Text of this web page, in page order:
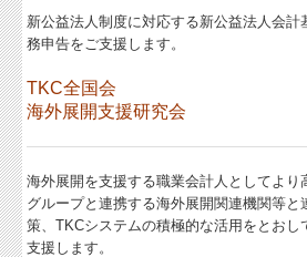
社長メニューASP版
経営革新等支援機関とは
経営改善オンデマンド講座
新公益法人制度に対応する新公益法人会計
務申告をご支援します。
TKC全国会
海外展開支援研究会
海外展開を支援する職業会計人としてより
グループと連携する海外展開関連機関等と
策、TKCシステムの積極的な活用をとおし
支援します。